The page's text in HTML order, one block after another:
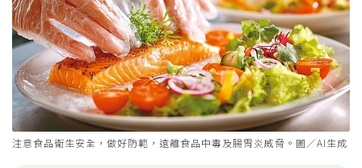
注意食品衛生安全，做好防範，遠離食品中毒及腸胃炎威脅。圖／AI生成